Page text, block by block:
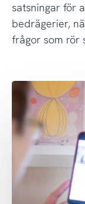
satsningar för
bedrägerier,
frågor som rör